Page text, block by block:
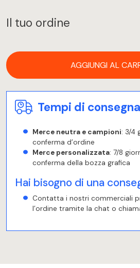
Il tuo ordine
AGGIUNGI AL
Tempi di consegna
Merce neutra e campioni: 3/4
conferma d’ordine
Merce personalizzata: 7/8
conferma della bozza grafica
Hai bisogno di una
Contatta i nostri commerciali
l’ordine tramite la chat o